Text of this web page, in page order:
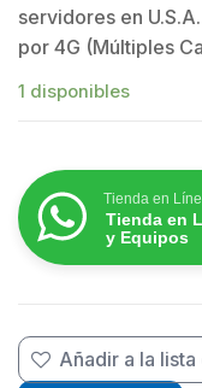
servidores en
por 4G (Múltiples
1 disponibles
Tienda en
Tienda en
y Equipos
Añadir a la